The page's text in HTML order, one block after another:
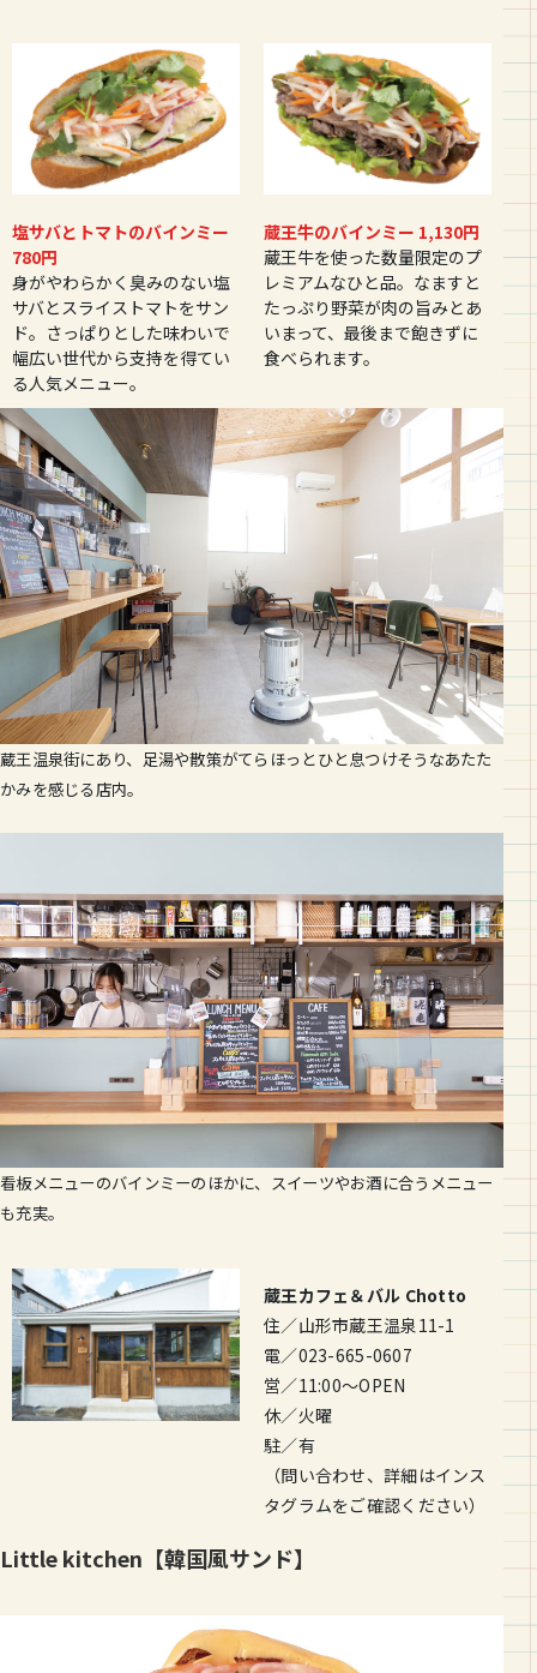
塩サバとトマトのバインミー
780円
身がやわらかく臭みのない塩
サバとスライストマトをサン
ド。さっぱりとした味わいで
幅広い世代から支持を得てい
る人気メニュー。
蔵王牛のバインミー 1,130円
蔵王牛を使った数量限定のプ
レミアムなひと品。なますと
たっぷり野菜が肉の旨みとあ
いまって、最後まで飽きずに
食べられます。
蔵王温泉街にあり、足湯や散策がてらほっとひと息つけそうなあたた
かみを感じる店内。
看板メニューのバインミーのほかに、スイーツやお酒に合うメニュー
も充実。
蔵王カフェ＆バル Chotto
住／山形市蔵王温泉11-1
電／023-665-0607
営／11:00～OPEN
休／火曜
駐／有
（問い合わせ、詳細はインス
タグラムをご確認ください）
Little kitchen【韓国風サンド】